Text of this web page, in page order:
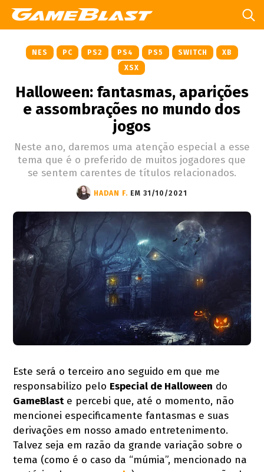
NES PC PS2 PS4 PS5 SWITCH
XB
XSX
Halloween: fantasmas, aparições
e assombrações no mundo dos
jogos
Neste ano, daremos uma atenção especial a esse
tema que é o preferido de muitos jogadores que
se sentem carentes de títulos relacionados.
HADAN F. EM 31/10/2021
Este será o terceiro ano seguido em que me
responsabilizo pelo Especial de Halloween do
GameBlaste percebi que, até o momento, não
mencionei especificamente fantasmas e suas
derivações em nosso amado entretenimento.
Talvez seja em razão da grande variação sobre o
tema (como é o caso da “múmia”, mencionado na